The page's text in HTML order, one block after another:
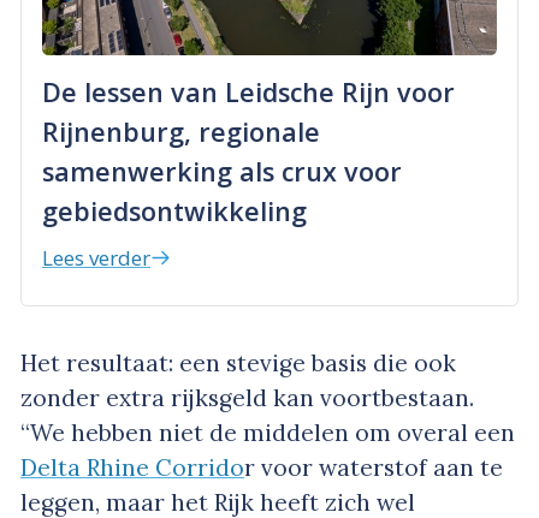
De lessen van Leidsche Rijn voor
Rijnenburg, regionale
samenwerking als crux voor
gebiedsontwikkeling
Lees verder
Het resultaat: een stevige basis die ook
zonder extra rijksgeld kan voortbestaan.
“We hebben niet de middelen om overal een
Delta Rhine Corridor voor waterstof aan te
leggen, maar het Rijk heeft zich wel